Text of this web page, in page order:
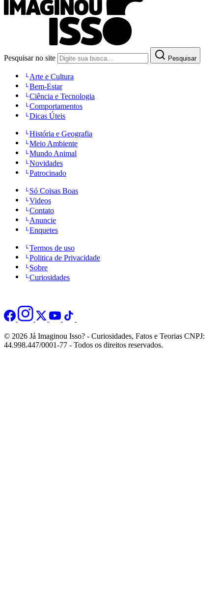
Pesquisar no site Pesquisar
Arte e Cultura
Bem-Estar
Ciência e Tecnologia
Comportamentos
Dicas Úteis
História e Geografia
Meio Ambiente
Mundo Animal
Novidades
Patrocinado
Só Coisas Boas
Videos
Contato
Anuncie
Enquetes
Termos de uso
Politica de Privacidade
Sobre
Curiosidades
© 2026 Já Imaginou Isso? - Curiosidades, Fatos e Teorias CNPJ:
44.998.447/0001-77 - Todos os direitos reservados.